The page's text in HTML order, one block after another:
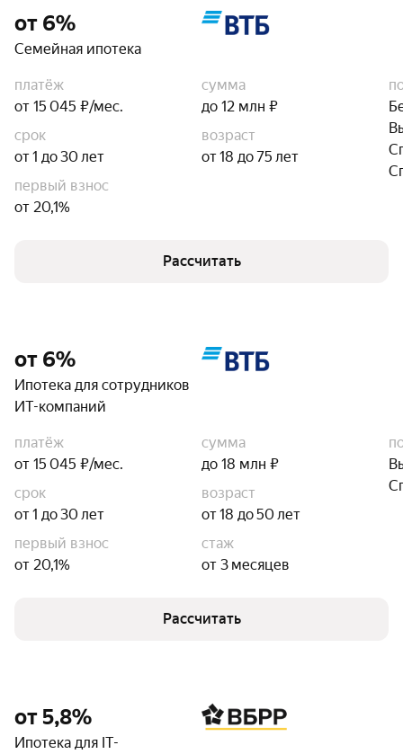
от 6%
Семейная ипотека
платёж
от 15 045 ₽/мес.
сумма
до 12 млн ₽
срок
от 1 до 30 лет
возраст
от 18 до 75 лет
первый взнос
от 20,1%
Рассчитать
от 6%
Ипотека для сотрудников
ИТ-компаний
платёж
от 15 045 ₽/мес.
сумма
до 18 млн ₽
срок
от 1 до 30 лет
возраст
от 18 до 50 лет
первый взнос
от 20,1%
стаж
от 3 месяцев
Рассчитать
от 5,8%
Ипотека для IT-